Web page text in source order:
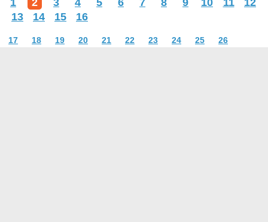
13
14 15 16
17 18 19 20 21 22 23 24 25 26